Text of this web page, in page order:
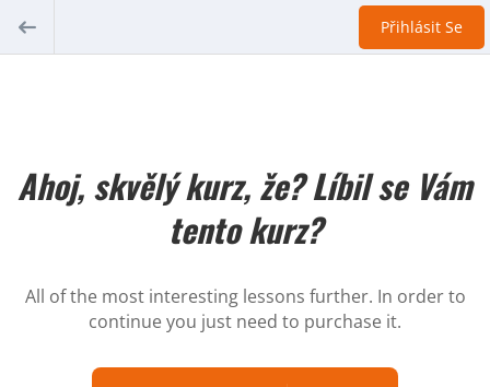
Přihlásit Se
Ahoj, skvělý kurz, že? Líbil se Vám
tento kurz?
All of the most interesting lessons further. In order to
continue you just need to purchase it.